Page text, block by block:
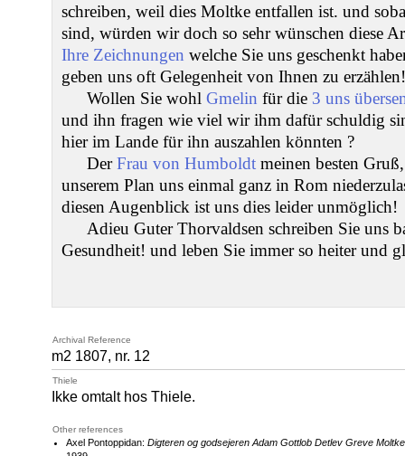
schreiben, weil dies Moltke entfallen ist. und
sind, würden wir doch so sehr wünschen diese
Ihre Zeichnungen welche Sie uns geschenkt
geben uns oft Gelegenheit von Ihnen zu erzählen!
Wollen Sie wohl Gmelin für die 3 uns
und ihn fragen wie viel wir ihm dafür schuldig
hier im Lande für ihn auszahlen könnten ?
DerFrau von Humboldt meinen besten
unserem Plan uns einmal ganz in Rom
diesen Augenblick ist uns dies leider unmöglich!
Adieu Guter Thorvaldsen schreiben Sie uns
Gesundheit! und leben Sie immer so heiter und
Archival Reference
m2 1807, nr. 12
Thiele
Ikke omtalt hos Thiele.
Other references
Axel Pontoppidan: Digteren og godsejeren Adam Gottlob Detlev Greve